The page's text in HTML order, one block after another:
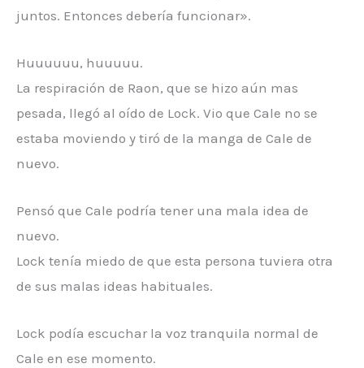
juntos. Entonces debería funcionar».
Huuuuuu, huuuuu.
La respiración de Raon, que se hizo aún mas
pesada, llegó al oído de Lock. Vio que Cale no se
estaba moviendo y tiró de la manga de Cale de
nuevo.
Pensó que Cale podría tener una mala idea de
nuevo.
Lock tenía miedo de que esta persona tuviera otra
de sus malas ideas habituales.
Lock podía escuchar la voz tranquila normal de
Cale en ese momento.